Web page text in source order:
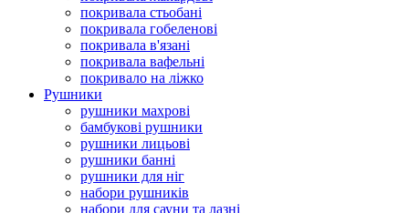
покривала стьобані
покривала гобеленові
покривала в'язані
покривала вафельні
покривало на ліжко
Рушники
рушники махрові
бамбукові рушники
рушники лицьові
рушники банні
рушники для ніг
набори рушників
набори для сауни та лазні